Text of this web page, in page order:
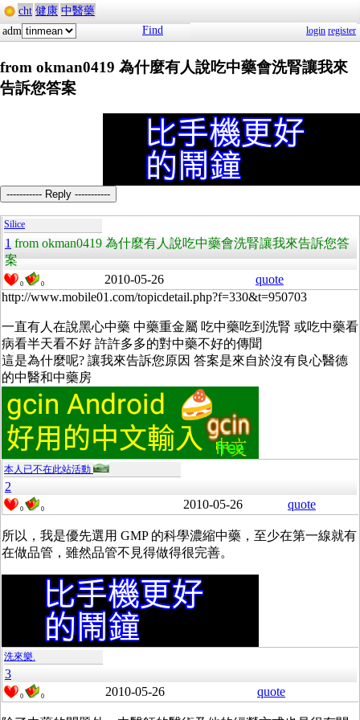
cht 健康 中醫藥
adm
Find login register
from okman0419 為什麼有人說吃中藥會洗腎讓我來
告訴您答案
----------- Reply -----------
Silice
1 from okman0419 為什麼有人說吃中藥會洗腎讓我來告訴您答
案
0 0 2010-05-26
quote
http://www.mobile01.com/topicdetail.php?f=330&t=950703
一直有人在說黑心中藥 中藥重金屬 吃中藥吃到洗腎 或吃中藥看
病看半天看不好 許許多多的對中藥不好的傳聞
這是為什麼呢? 讓我來告訴您原因 答案是來自於沒有良心醫德
的中醫和中藥房
本人已不在此站活動
2
0 0 2010-05-26 quote
所以，我是優先選用 GMP 的科學濃縮中藥，至少在第一線就有
在做品管，雖然品管不見得做得很完善。
洗來樂.
3
0 0 2010-05-26 quote